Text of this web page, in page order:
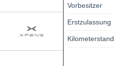
Vorbesitzer
Erstzulassung
Kilometerstand